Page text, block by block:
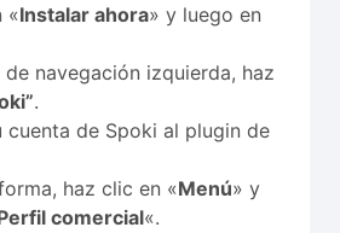
«Instalar ahora» y luego en
de navegación izquierda, haz
.
cuenta de Spoki al plugin de
haz clic en «Menú» y
comercial«.